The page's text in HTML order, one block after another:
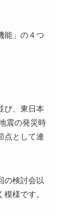
能」の４つ
び、東日本
震の発災時
点として連
の検討会以
様です。